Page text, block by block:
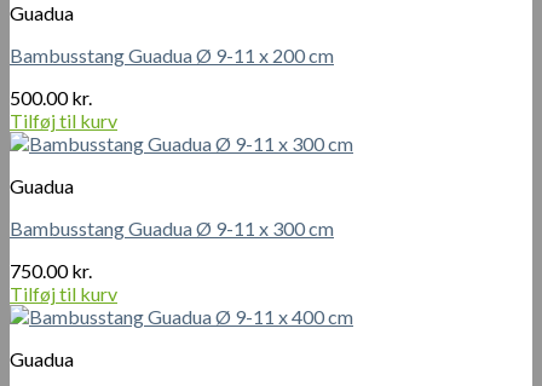
Guadua
Bambusstang Guadua Ø 9-11 x 200 cm
500.00kr.
Tilføj til kurv
Guadua
Bambusstang Guadua Ø 9-11 x 300 cm
750.00kr.
Tilføj til kurv
Guadua